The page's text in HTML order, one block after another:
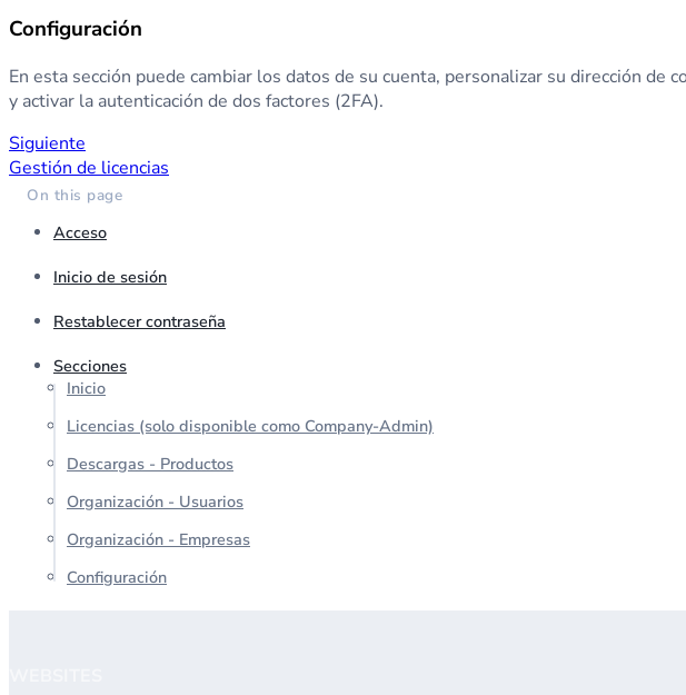
Configuración
En esta sección puede cambiar los datos de su cuenta, personalizar su dirección de
y activar la autenticación de dos factores (2FA).
Siguiente
Gestión de licencias
Acceso
Inicio de sesión
Restablecer contraseña
Secciones
Inicio
Licencias (solo disponible como Company-Admin)
Descargas - Productos
Organización - Usuarios
Organización - Empresas
Configuración